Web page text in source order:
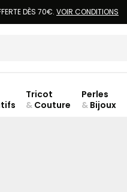
DÈS 70€. VOIR CONDITIONS
Tricot
& Couture
Perles
& Bijoux